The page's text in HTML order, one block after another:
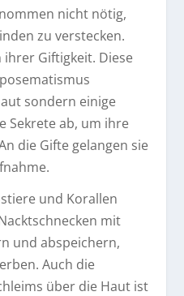
nicht nötig,
zu verstecken.
Giftigkeit. Diese
sondern einige
Sekrete ab, um ihre
die Gifte gelangen sie
und Korallen
mit
und abspeichern,
Auch die
über die Haut ist